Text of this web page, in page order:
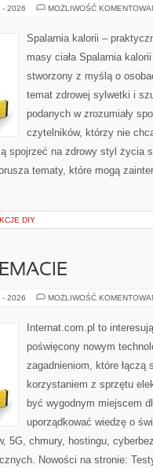
- 2026 MOŻLIWOŚĆ
Spalarnia kalorii –
masy ciała Spalarnia
stworzony z myślą o
temat zdrowej sylwetki i
podanych w zrozumiały
czytelników, którzy nie
spojrzeć na zdrowy styl życia
tematy, które mogą
DIY
- 2026 MOŻLIWOŚĆ
Internat.com.pl to
poświęcony nowym
zagadnieniom, które łączą
korzystaniem z sprzętu
być wygodnym miejscem
uporządkować wiedzę o
5G, chmury, hostingu,
Nowości na stronie: